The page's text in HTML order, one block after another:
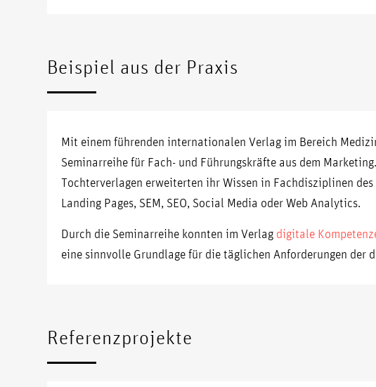
Beispiel aus der Praxis
Mit einem führenden internationalen Verlag im Bereich
Seminarreihe für Fach- und Führungskräfte aus dem
Tochterverlagen erweiterten ihr Wissen in Fachdisziplinen des
Landing Pages, SEM, SEO, Social Media oder Web Analytics.
Durch die Seminarreihe konnten im Verlag digitale
eine sinnvolle Grundlage für die täglichen Anforderungen
Referenzprojekte